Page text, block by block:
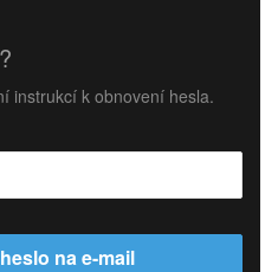
instrukcí k obnovení hesla.
na e-mail